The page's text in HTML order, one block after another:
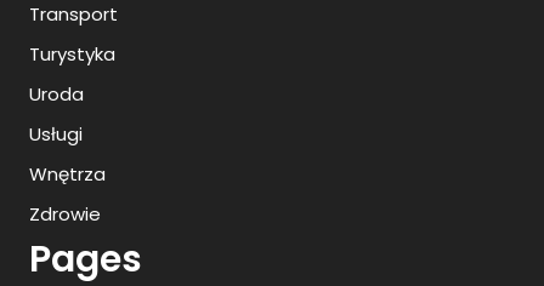
Transport
Turystyka
Uroda
Usługi
Wnętrza
Zdrowie
Pages